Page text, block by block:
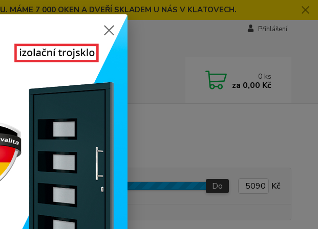
MÁME 7 000 OKEN A DVEŘÍ SKLADEM U NÁS V KLATOVECH.
Přihlášení
0 ks
za 0,00 Kč
Do Kč